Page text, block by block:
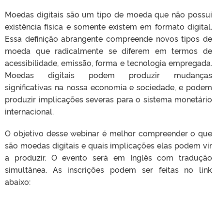
Moedas digitais são um tipo de moeda que não possui
existência física e somente existem em formato digital.
Essa definição abrangente compreende novos tipos de
moeda que radicalmente se diferem em termos de
acessibilidade, emissão, forma e tecnologia empregada.
Moedas digitais podem produzir mudanças
significativas na nossa economia e sociedade, e podem
produzir implicações severas para o sistema monetário
internacional.
O objetivo desse webinar é melhor compreender o que
são moedas digitais e quais implicações elas podem vir
a produzir. O evento será em Inglês com tradução
simultânea. As inscrições podem ser feitas no link
abaixo: